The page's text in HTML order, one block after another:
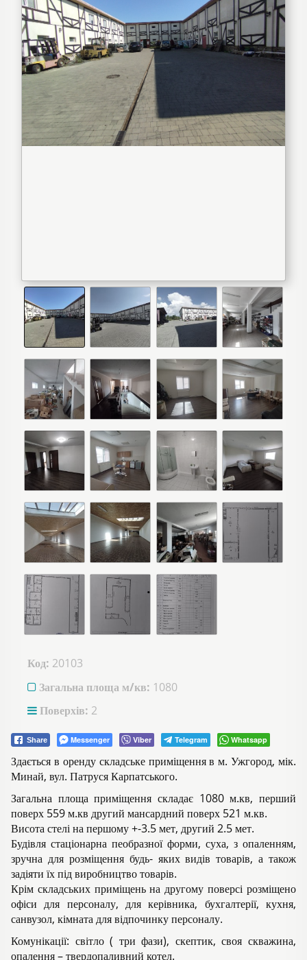
Код: 20103
Загальна площа м/кв: 1080
Поверхів: 2
Share Messenger Viber Telegram Whatsapp
Здається в оренду складське приміщення в м. Ужгород, мік.
Минай, вул. Патруся Карпатського.
Загальна площа приміщення складає 1080 м.кв, перший
поверх 559 м.кв другий мансардний поверх 521 м.кв.
Висота стелі на першому +-3.5 мет, другий 2.5 мет.
Будівля стаціонарна пеобразної форми, суха, з опаленням,
зручна для розміщення будь- яких видів товарів, а також
задіяти їх під виробництво товарів.
Крім складських приміщень на другому поверсі розміщено
офіси для персоналу, для керівника, бухгалтерії, кухня,
санвузол, кімната для відпочинку персоналу.
Комунікації: світло ( три фази), скептик, своя скважина,
опалення – твердопаливний котел.